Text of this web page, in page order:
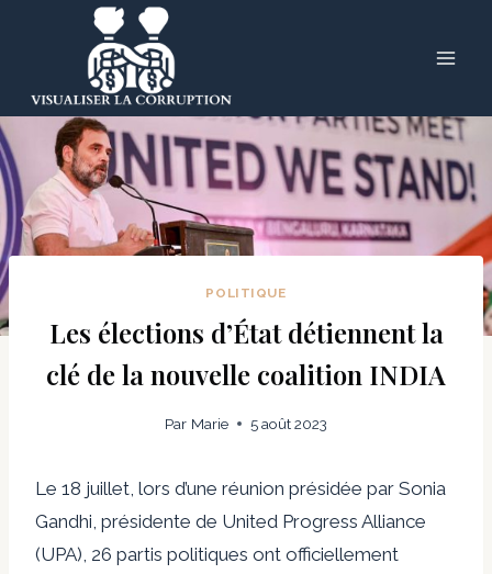
POLITIQUE
Les élections d’État détiennent la
clé de la nouvelle coalition INDIA
Par Marie 5 août 2023
Le 18 juillet, lors d’une réunion présidée par Sonia
Gandhi, présidente de United Progress Alliance
(UPA), 26 partis politiques ont officiellement